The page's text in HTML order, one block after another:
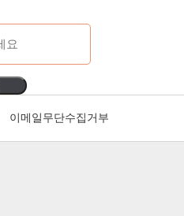
이메일무단수집거부